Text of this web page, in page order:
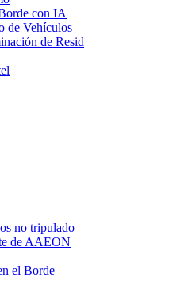
con IA
de Vehículos
de Resid
no tripulado
de AAEON
el Borde